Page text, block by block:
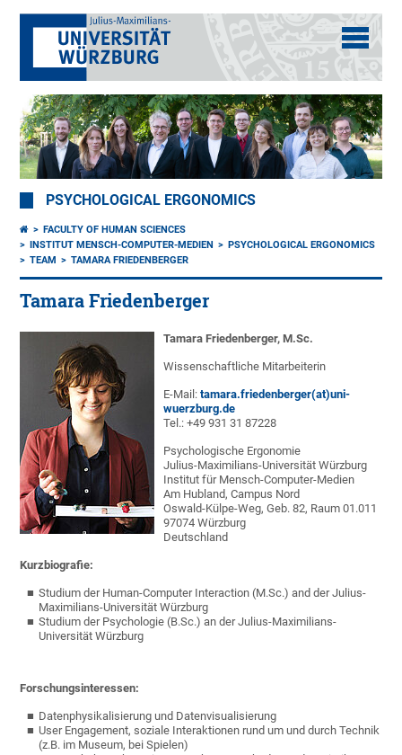
PSYCHOLOGICAL ERGONOMICS
FACULTY OF HUMAN SCIENCES
INSTITUT MENSCH-COMPUTER-MEDIEN
PSYCHOLOGICAL ERGONOMICS
TEAM
TAMARA FRIEDENBERGER
Tamara Friedenberger
Tamara Friedenberger, M.Sc.
Wissenschaftliche Mitarbeiterin
E-Mail:tamara.friedenberger(at)uni-
wuerzburg.de
Tel.: +49 931 31 87228
Psychologische Ergonomie
Julius-Maximilians-Universität Würzburg
Institut für Mensch-Computer-Medien
Am Hubland, Campus Nord
Oswald-Külpe-Weg, Geb. 82, Raum 01.011
97074 Würzburg
Deutschland
Kurzbiografie:
Studium der Human-Computer Interaction (M.Sc.) and der Julius-
Maximilians-Universität Würzburg
Studium der Psychologie (B.Sc.) an der Julius-Maximilians-
Universität Würzburg
Forschungsinteressen:
Datenphysikalisierung und Datenvisualisierung
User Engagement, soziale Interaktionen rund um und durch Technik
(z.B. im Museum, bei Spielen)